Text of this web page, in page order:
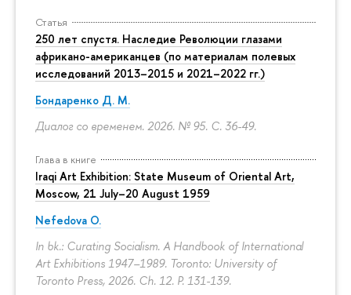
Статья
250 лет спустя. Наследие Революции глазами
африкано-американцев (по материалам полевых
исследований 2013–2015 и 2021–2022 гг.)
Бондаренко Д. М.
Диалог со временем. 2026. № 95. С. 36-49.
Глава в книге
Iraqi Art Exhibition: State Museum of Oriental Art,
Moscow, 21 July–20 August 1959
Nefedova O.
In bk.: Curating Socialism. A Handbook of International
Art Exhibitions 1947–1989. Toronto: University of
Toronto Press, 2026. Ch. 12. P. 131-139.